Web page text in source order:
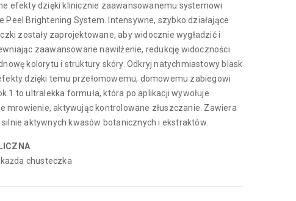
efekty dzięki klinicznie zaawansowanemu systemowi
Peel Brightening System. Intensywne, szybko działające
zostały zaprojektowane, aby widocznie wygładzić i
zaawansowane nawilżenie, redukcję widoczności
kolorytu i struktury skóry. Odkryj natychmiastowy blask
dzięki temu przełomowemu, domowemu zabiegowi
1 to ultralekka formuła, która po aplikacji wywołuje
mrowienie, aktywując kontrolowane złuszczanie. Zawiera
aktywnych kwasów botanicznych i ekstraktów.
chusteczka